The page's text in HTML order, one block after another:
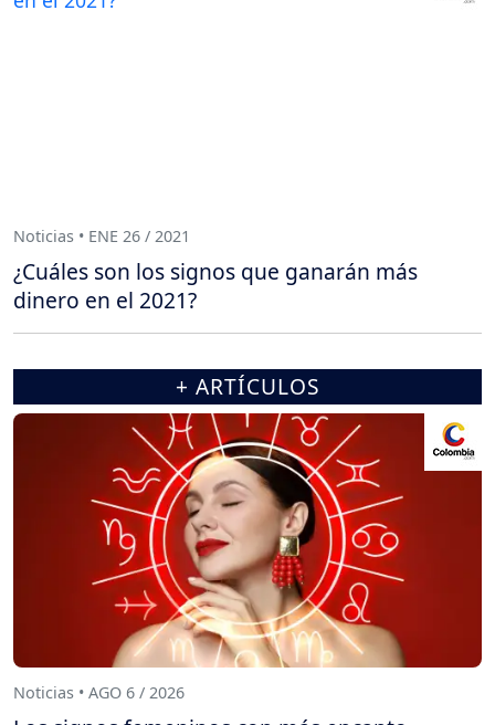
Noticias • ENE 26 / 2021
¿Cuáles son los signos que ganarán más
dinero en el 2021?
+ ARTÍCULOS
Noticias • AGO 6 / 2026